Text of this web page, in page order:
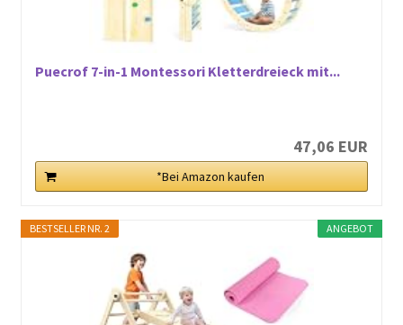
Puecrof 7-in-1 Montessori Kletterdreieck mit...
47,06 EUR
*Bei Amazon kaufen
ANGEBOT
BESTSELLER NR. 2